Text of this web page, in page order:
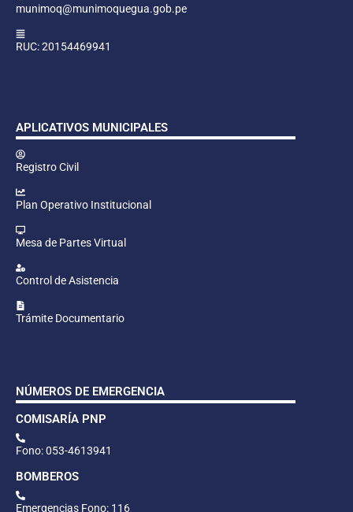
munimoq@munimoquegua.gob.pe
RUC: 20154469941
APLICATIVOS MUNICIPALES
Registro Civil
Plan Operativo Institucional
Mesa de Partes Virtual
Control de Asistencia
Trámite Documentario
NÚMEROS DE EMERGENCIA
COMISARÍA PNP
Fono: 053-4613941
BOMBEROS
Emergencias Fono: 116